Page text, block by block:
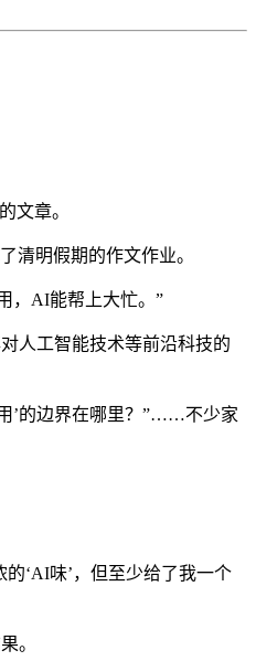
文章。
明假期的作文作业。
，AI能帮上大忙。”
人工智能技术等前沿科技的
’的边界在哪里？”……不少家
‘AI味’，但至少给了我一个
。